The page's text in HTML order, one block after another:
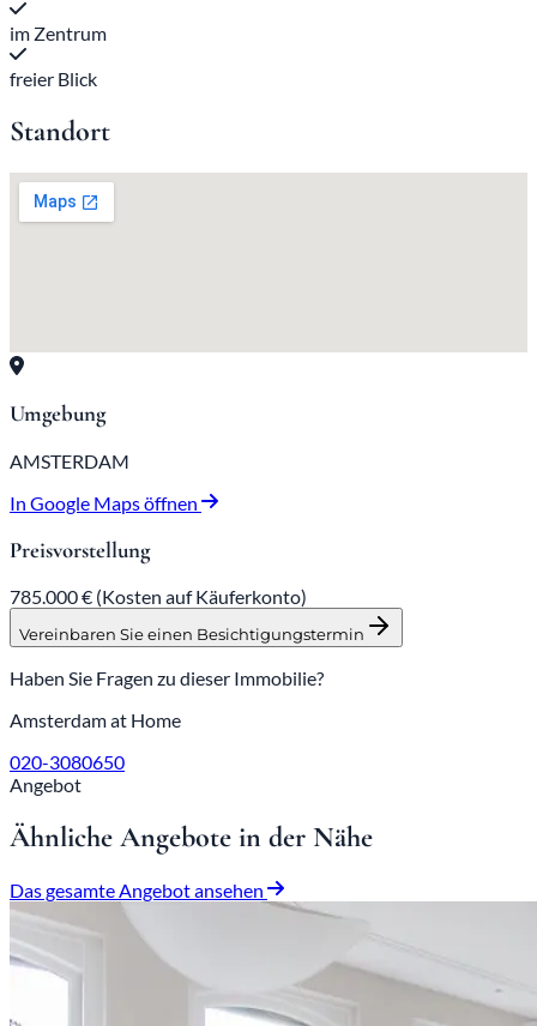
im Zentrum
freier Blick
Standort
Umgebung
AMSTERDAM
In Google Maps öffnen
Preisvorstellung
785.000 € (Kosten auf Käuferkonto)
Vereinbaren Sie einen Besichtigungstermin
Haben Sie Fragen zu dieser Immobilie?
Amsterdam at Home
020-3080650
Angebot
Ähnliche Angebote in der Nähe
Das gesamte Angebot ansehen